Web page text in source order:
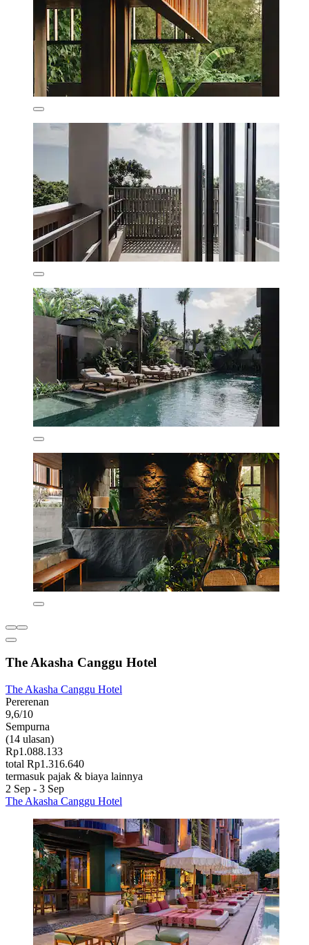
The Akasha Canggu Hotel
The Akasha Canggu Hotel
Pererenan
9,6/10
Sempurna
(14 ulasan)
Rp1.088.133
total Rp1.316.640
termasuk pajak & biaya lainnya
2 Sep - 3 Sep
The Akasha Canggu Hotel